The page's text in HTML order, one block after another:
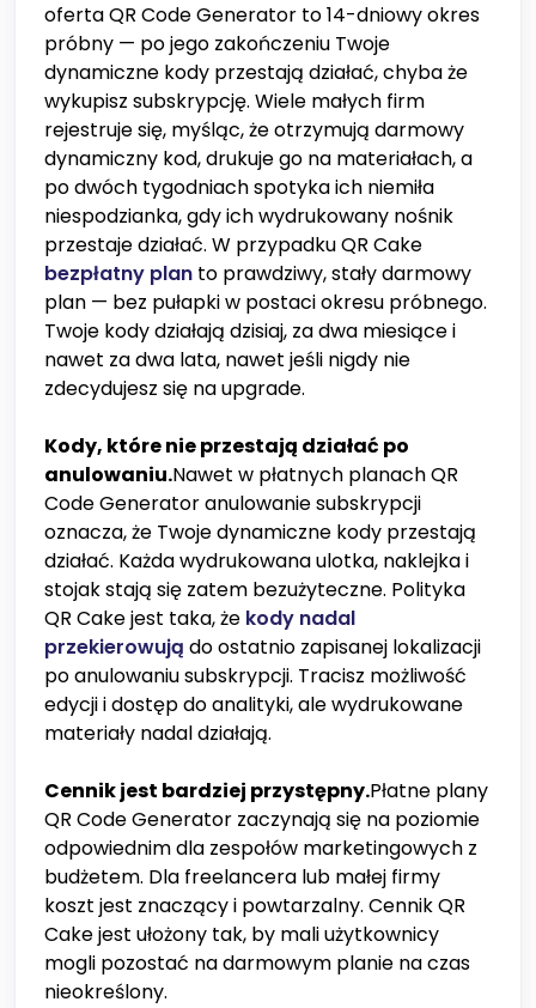
oferta QR Code Generator to 14-dniowy okres
próbny — po jego zakończeniu Twoje
dynamiczne kody przestają działać, chyba że
wykupisz subskrypcję. Wiele małych firm
rejestruje się, myśląc, że otrzymują darmowy
dynamiczny kod, drukuje go na materiałach, a
po dwóch tygodniach spotyka ich niemiła
niespodzianka, gdy ich wydrukowany nośnik
przestaje działać. W przypadku QR Cake
bezpłatny plan to prawdziwy, stały darmowy
plan — bez pułapki w postaci okresu próbnego.
Twoje kody działają dzisiaj, za dwa miesiące i
nawet za dwa lata, nawet jeśli nigdy nie
zdecydujesz się na upgrade.
Kody, które nie przestają działać po
anulowaniu.Nawet w płatnych planach QR
Code Generator anulowanie subskrypcji
oznacza, że Twoje dynamiczne kody przestają
działać. Każda wydrukowana ulotka, naklejka i
stojak stają się zatem bezużyteczne. Polityka
QR Cake jest taka, że kody nadal
przekierowują do ostatnio zapisanej lokalizacji
po anulowaniu subskrypcji. Tracisz możliwość
edycji i dostęp do analityki, ale wydrukowane
materiały nadal działają.
Cennik jest bardziej przystępny.Płatne plany
QR Code Generator zaczynają się na poziomie
odpowiednim dla zespołów marketingowych z
budżetem. Dla freelancera lub małej firmy
koszt jest znaczący i powtarzalny. Cennik QR
Cake jest ułożony tak, by mali użytkownicy
mogli pozostać na darmowym planie na czas
nieokreślony.